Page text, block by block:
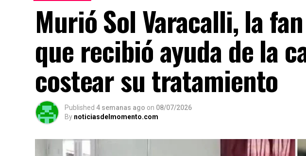
Murió Sol Varacalli, la
que recibió ayuda de la
costear su tratamiento
Published 4 semanas ago on 08/07/2026
By noticiasdelmomento.com